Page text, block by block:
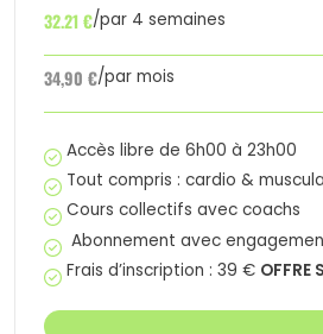
32.21 € par 4 semaines
34,90 € par mois
Accès libre de 6h00 à 23h00
Tout compris : cardio &
Cours collectifs avec coachs
Abonnement avec
Frais d’inscription : 39 € OFFRE